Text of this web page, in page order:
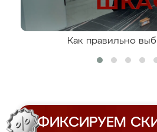
Как правильно
ФИКСИРУЕМ